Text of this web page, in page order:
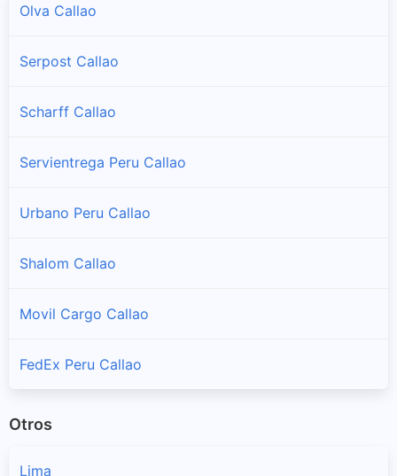
Sucursales y horarios DHL Peru en La Punta
Ventanilla
Olva Callao
Serpost Callao
Scharff Callao
Servientrega Peru Callao
Urbano Peru Callao
Shalom Callao
Movil Cargo Callao
FedEx Peru Callao
Otros
Lima